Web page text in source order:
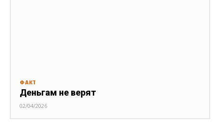
ФАКТ
Деньгам не верят
02/04/2026